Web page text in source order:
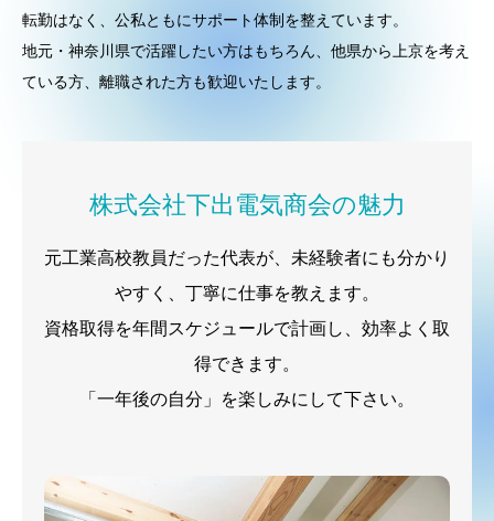
転勤はなく、公私ともにサポート体制を整えています。
地元・神奈川県で活躍したい方はもちろん、他県から上京を考え
ている方、離職された方も歓迎いたします。
株式会社下出電気商会の魅力
元工業高校教員だった代表が、未経験者にも分かり
やすく、丁寧に仕事を教えます。
資格取得を年間スケジュールで計画し、効率よく取
得できます。
「一年後の自分」を楽しみにして下さい。